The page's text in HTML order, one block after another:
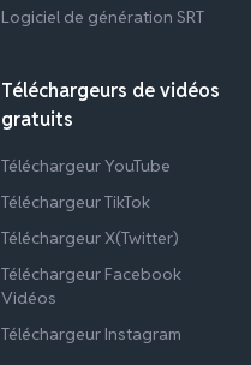
Logiciel de génération SRT
Téléchargeurs de vidéos
gratuits
Téléchargeur YouTube
Téléchargeur TikTok
Téléchargeur X(Twitter)
Téléchargeur Facebook
Vidéos
Téléchargeur Instagram